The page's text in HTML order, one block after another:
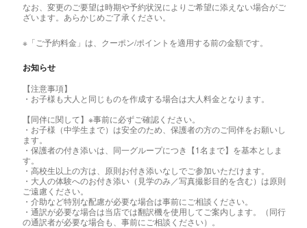
なお、変更のご要望は時期や予約状況によりご希望に添えない場合がご
ざいます。あらかじめご了承ください。
※「ご予約料金」は、クーポン/ポイントを適用する前の金額です。
お知らせ
【注意事項】
・お子様も大人と同じものを作成する場合は大人料金となります。
【同伴に関して】※事前に必ずご確認ください。
・お子様（中学生まで）は安全のため、保護者の方のご同伴をお願いし
ます。
・保護者の付き添いは、同一グループにつき【1名まで】を基本としま
す。
・高校生以上の方は、原則お付き添いなしでご参加いただけます。
・大人の体験へのお付き添い（見学のみ／写真撮影目的を含む）は原則
ご遠慮ください。
・介助など特別な配慮が必要な場合は事前にご相談ください。
・通訳が必要な場合は当店では翻訳機を使用してご案内します。（同行
の通訳者が必要な場合も、事前にご相談ください）。